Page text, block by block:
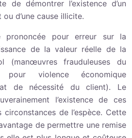
de démontrer l’existence d’un
d’une cause illicite.
pour erreur sur la
de la valeur réelle de la
(manœuvres frauduleuses du
pour violence économique
de nécessité du client). Le
l’existence de ces
de l’espèce. Cette
de permettre une remise